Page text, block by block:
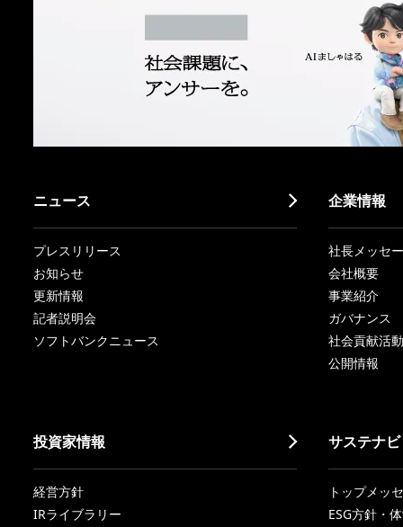
ニュース
プレスリリース
お知らせ
更新情報
記者説明会
ソフトバンクニュース
企業情報
社長メッセ
会社概要
事業紹介
ガバナンス
社会貢献活
公開情報
投資家情報
経営方針
IRライブラリー
サステナ
トップメッ
ESG方針・